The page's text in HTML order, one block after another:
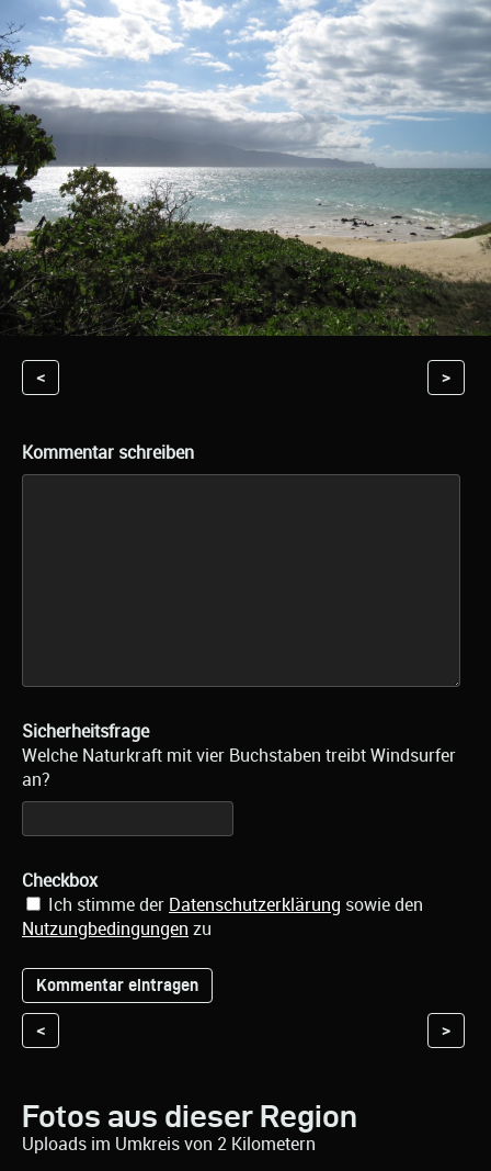
< >
Kommentar schreiben
Sicherheitsfrage
Welche Naturkraft mit vier Buchstaben treibt Windsurfer
an?
Checkbox
Ich stimme der Datenschutzerklärung sowie den
Nutzungbedingungen zu
< >
Fotos aus dieser Region
Uploads im Umkreis von 2 Kilometern